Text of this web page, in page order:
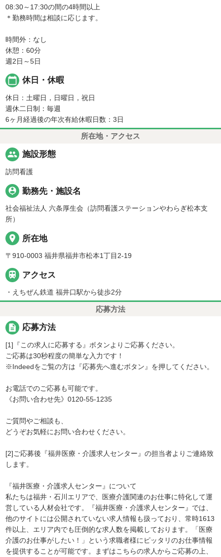
08:30～17:30の間の4時間以上
＊勤務時間は相談に応じます。
時間外：なし
休憩：60分
週2日～5日
calendar_today 休日・休暇
休日：土曜日，日曜日，祝日
週休二日制：毎週
6ヶ月経過後の年次有給休暇日数：3日
所在地・アクセス
people 施設形態
訪問看護
person_pin 勤務先・施設名
社会福祉法人 六条厚生会（訪問看護ステーションやわらぎ松本支
所）
place 所在地
〒910-0003 福井県福井市松本1丁目2-19
 アクセス
・えちぜん鉄道 福井口駅から徒歩2分
応募方法
description 応募方法
[1]『この求人に応募する』ボタンよりご応募ください。
ご応募は30秒程度の簡単な入力です！
※Indeedをご覧の方は『応募先へ進むボタン』を押してください。
お電話でのご応募も可能です。
《お問い合わせ先》0120-55-1235
ご質問やご相談も、
どうぞお気軽にお問い合わせください。
[2]ご応募後『福井医療・介護求人センター』の担当者よりご連絡致
します。
『福井医療・介護求人センター』について
私たちは福井・石川エリアで、医療介護関連のお仕事に特化して運
営している人材会社です。『福井医療・介護求人センター』では、
他のサイトには公開されていない求人情報も扱っており、常時1613
件以上、エリア内でも圧倒的な求人数を掲載しております。「医療
介護のお仕事がしたい！」という求職者様にピッタリのお仕事情報
を提供することが可能です。まずはこちらの求人からご応募の上、